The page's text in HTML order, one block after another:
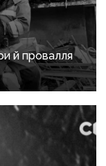
й провалля